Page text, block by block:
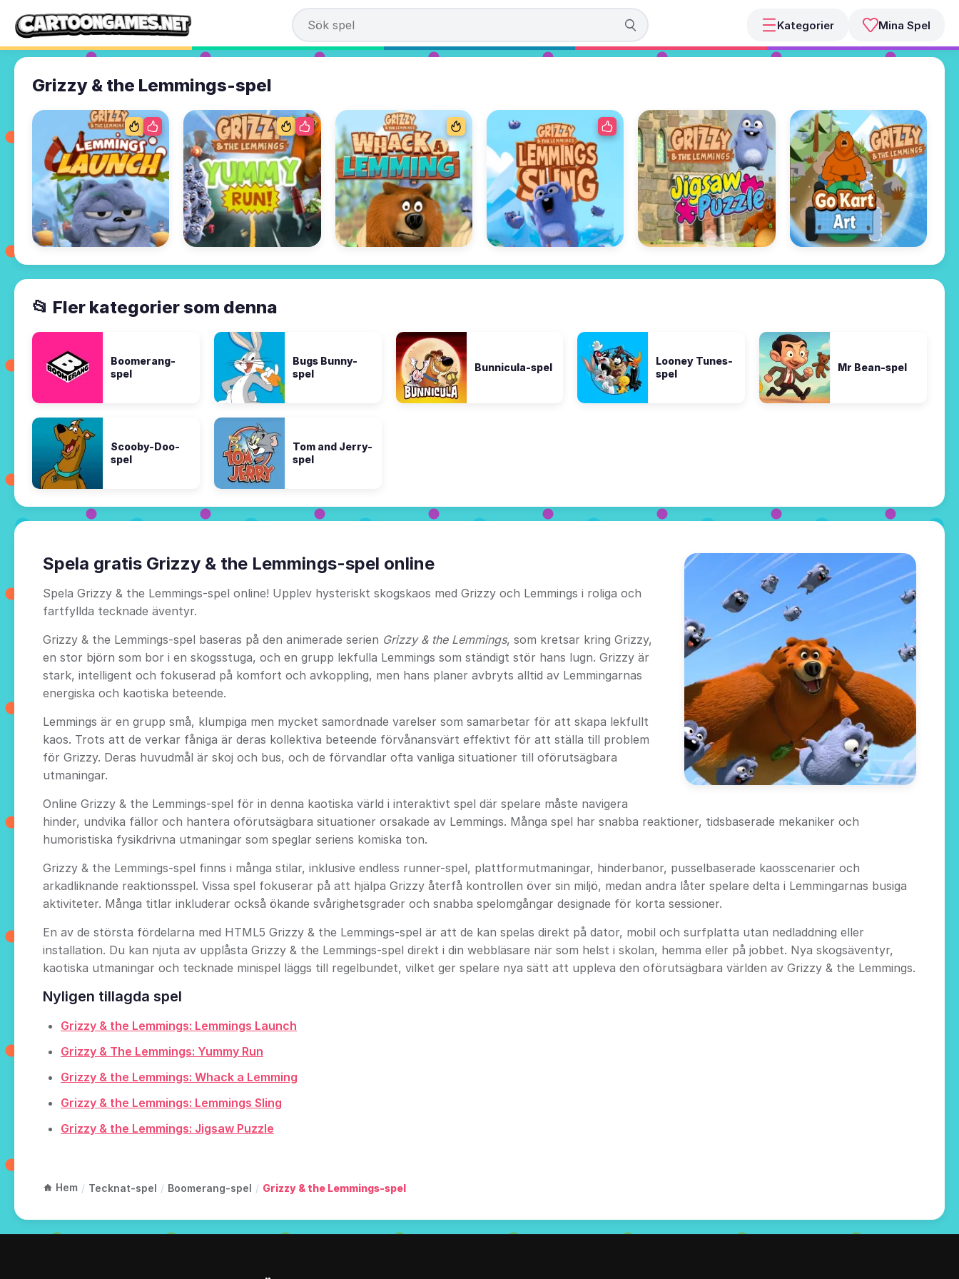
Kategorier Mina Spel
Grizzy & the Lemmings-spel
📂 Fler kategorier som denna
Boomerang-
spel
Bugs Bunny-
spel
Bunnicula-spel
Looney Tunes-
spel
Mr Bean-spel
Scooby-Doo-
spel
Tom and Jerry-
spel
Spela gratis Grizzy & the Lemmings-spel online
Spela Grizzy & the Lemmings-spel online! Upplev hysteriskt skogskaos med Grizzy och Lemmings i roliga och
fartfyllda tecknade äventyr.
Grizzy & the Lemmings-spel baseras på den animerade serien Grizzy & the Lemmings, som kretsar kring Grizzy,
en stor björn som bor i en skogsstuga, och en grupp lekfulla Lemmings som ständigt stör hans lugn. Grizzy är
stark, intelligent och fokuserad på komfort och avkoppling, men hans planer avbryts alltid av Lemmingarnas
energiska och kaotiska beteende.
Lemmings är en grupp små, klumpiga men mycket samordnade varelser som samarbetar för att skapa lekfullt
kaos. Trots att de verkar fåniga är deras kollektiva beteende förvånansvärt effektivt för att ställa till problem
för Grizzy. Deras huvudmål är skoj och bus, och de förvandlar ofta vanliga situationer till oförutsägbara
utmaningar.
Online Grizzy & the Lemmings-spel för in denna kaotiska värld i interaktivt spel där spelare måste navigera
hinder, undvika fällor och hantera oförutsägbara situationer orsakade av Lemmings. Många spel har snabba reaktioner, tidsbaserade mekaniker och
humoristiska fysikdrivna utmaningar som speglar seriens komiska ton.
Grizzy & the Lemmings-spel finns i många stilar, inklusive endless runner-spel, plattformutmaningar, hinderbanor, pusselbaserade kaosscenarier och
arkadliknande reaktionsspel. Vissa spel fokuserar på att hjälpa Grizzy återfå kontrollen över sin miljö, medan andra låter spelare delta i Lemmingarnas busiga
aktiviteter. Många titlar inkluderar också ökande svårighetsgrader och snabba spelomgångar designade för korta sessioner.
En av de största fördelarna med HTML5 Grizzy & the Lemmings-spel är att de kan spelas direkt på dator, mobil och surfplatta utan nedladdning eller
installation. Du kan njuta av upplåsta Grizzy & the Lemmings-spel direkt i din webbläsare när som helst i skolan, hemma eller på jobbet. Nya skogsäventyr,
kaotiska utmaningar och tecknade minispel läggs till regelbundet, vilket ger spelare nya sätt att uppleva den oförutsägbara världen av Grizzy & the Lemmings.
Nyligen tillagda spel
Grizzy & the Lemmings: Lemmings Launch
Grizzy & The Lemmings: Yummy Run
Grizzy & the Lemmings: Whack a Lemming
Grizzy & the Lemmings: Lemmings Sling
Grizzy & the Lemmings: Jigsaw Puzzle
Hem / Tecknat-spel / Boomerang-spel / Grizzy & the Lemmings-spel